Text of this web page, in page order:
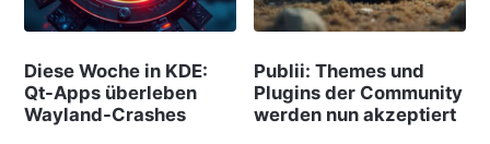
Diese Woche in KDE:
Qt-Apps überleben
Wayland-Crashes
Publii: Themes und
Plugins der Community
werden nun akzeptiert